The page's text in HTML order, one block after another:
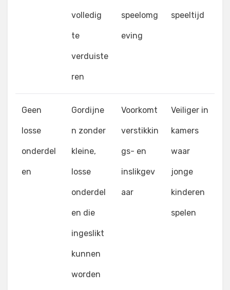
volledig
te
verduiste
ren
speelomg
eving
speeltijd
Geen
losse
onderdel
en
Gordijne
n zonder
kleine,
losse
onderdel
en die
ingeslikt
kunnen
worden
Voorkomt
verstikkin
gs- en
inslikgev
aar
Veiliger in
kamers
waar
jonge
kinderen
spelen